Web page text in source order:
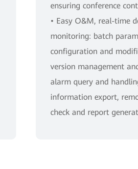
ensuring conference
• Easy O&M, real-time
monitoring: batch
configuration and
version management
alarm query and
information export,
check and report